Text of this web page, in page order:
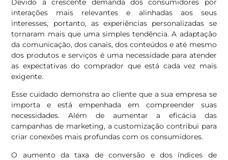
Devido à crescente demanda dos consumidores por
interações mais relevantes e alinhadas aos seus
interesses, portanto, as experiências personalizadas se
tornaram mais que uma simples tendência. A adaptação
da comunicação, dos canais, dos conteúdos e até mesmo
dos produtos e serviços é uma necessidade para atender
as expectativas do comprador que está cada vez mais
exigente.
Esse cuidado demonstra ao cliente que a sua empresa se
importa e está empenhada em compreender suas
necessidades. Além de aumentar a eficácia das
campanhas de marketing, a customização contribui para
criar conexões mais profundas com os consumidores.
O aumento da taxa de conversão e dos índices de